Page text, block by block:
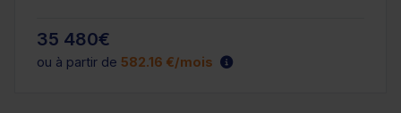
35 480€
ou à partir de 582.16 €/mois